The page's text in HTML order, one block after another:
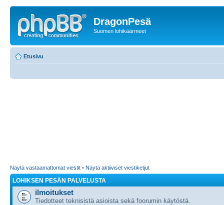
DragonPesä
Suomen lohikäärmeet
Etusivu
Näytä vastaamattomat viestit • Näytä aktiiviset viestiketjut
LOHIKSEN PESÄN PALVELUSTA
ilmoitukset
Tiedotteet teknisistä asioista sekä foorumin käytöstä.